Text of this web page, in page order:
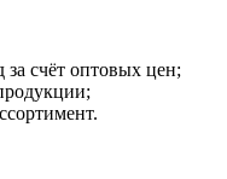
счёт оптовых цен;